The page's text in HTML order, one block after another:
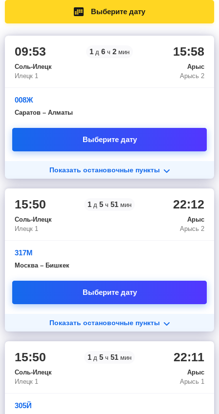
Выберите дату
09:53
Соль-Илецк
Илецк 1
1 д 6 ч 2 мин 15:58
Арыс
Арысь 2
008Ж
Саратов – Алматы
Выберите дату
Показать остановочные пункты
15:50
Соль-Илецк
Илецк 1
1 д 5 ч 51 мин 22:12
Арыс
Арысь 2
317М
Москва – Бишкек
Выберите дату
Показать остановочные пункты
15:50
Соль-Илецк
Илецк 1
1 д 5 ч 51 мин 22:11
Арыс
Арысь 1
305Й